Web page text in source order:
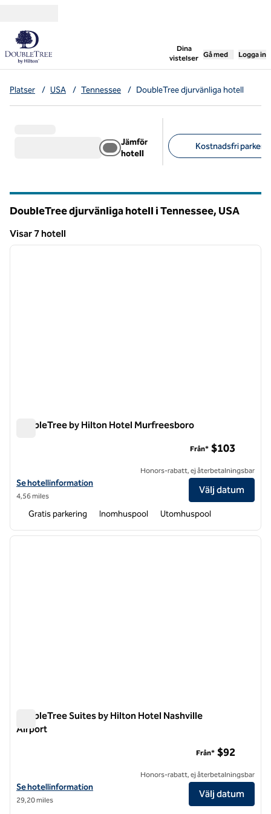
Dina
vistelser
,öppnar ny flik
Gå med Logga in
Platser / USA / Tennessee / DoubleTree djurvänliga hotell
Jämför
hotell
Kostnadsfri
DoubleTree djurvänliga hotell i Tennessee, USA
Visar 7 hotell
Visar 7 hotell
1 av 12
nästa
DoubleTree by Hilton Hotel Murfreesboro
Visa hotelluppgifter för DoubleTree by Hilton Hotel Murfreesboro
Se hotellinformation
4,56 miles
Från* $103
Honors-rabatt, ej återbetalningsbar
Välj datum
Gratis parkering Inomhuspool Utomhuspool
1 av 12
nästa
DoubleTree Suites by Hilton Hotel Nashville
Airport
Visa hotelluppgifter för DoubleTree Suites by Hilton Hotel Nashville
Se hotellinformation
29,20 miles
Från* $92
Honors-rabatt, ej återbetalningsbar
Välj datum